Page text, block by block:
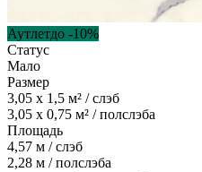
Аутлетдо -10%
Статус
Мало
Размер
3,05 x 1,5 м² / слэб
3,05 x 0,75 м² / полслэба
Площадь
4,57 м / слэб
2,28 м / полслэба